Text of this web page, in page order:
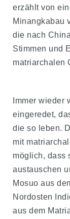
erzählt von
Minangkabau
die nach
Stimmen und
matriarchalen
Immer wieder
eingeredet,
die so leben.
mit
möglich, dass
austauschen
Mosuo aus
Nordosten
aus dem